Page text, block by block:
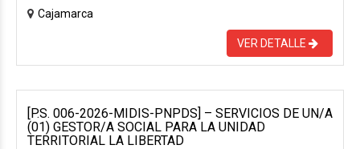
Cajamarca
VER DETALLE
[P.S. 006-2026-MIDIS-PNPDS] – SERVICIOS DE UN/A
(01) GESTOR/A SOCIAL PARA LA UNIDAD
TERRITORIAL LA LIBERTAD